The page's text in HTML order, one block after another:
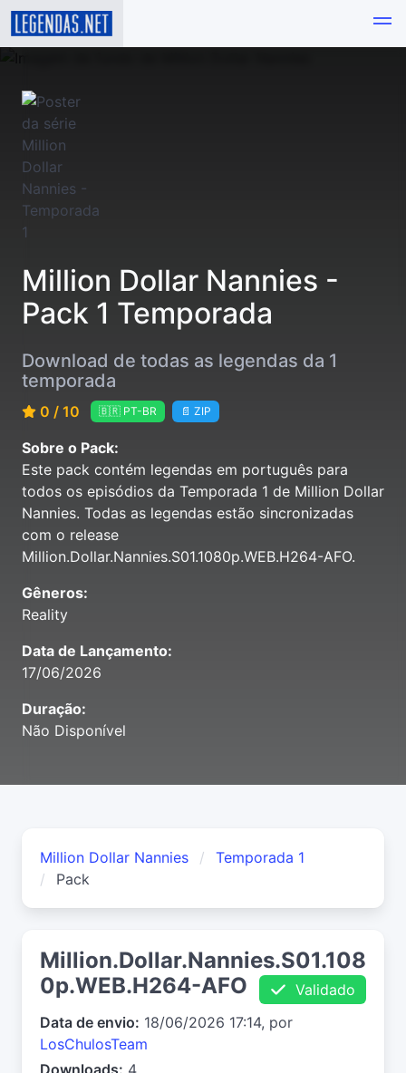
Million Dollar Nannies -
Pack 1 Temporada
Download de todas as legendas da 1
temporada
0 / 10 🇧🇷 PT-BR 📄 ZIP
Sobre o Pack:
Este pack contém legendas em português para
todos os episódios da Temporada 1 de Million Dollar
Nannies. Todas as legendas estão sincronizadas
com o release
Million.Dollar.Nannies.S01.1080p.WEB.H264-AFO.
Gêneros:
Reality
Data de Lançamento:
17/06/2026
Duração:
Não Disponível
Million Dollar Nannies
Temporada 1
Pack
Million.Dollar.Nannies.S01.108
0p.WEB.H264-AFO
Validado
Data de envio: 18/06/2026 17:14, por
LosChulosTeam
Downloads: 4